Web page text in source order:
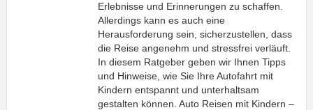
Erlebnisse und Erinnerungen zu schaffen.
Allerdings kann es auch eine
Herausforderung sein, sicherzustellen, dass
die Reise angenehm und stressfrei verläuft.
In diesem Ratgeber geben wir Ihnen Tipps
und Hinweise, wie Sie Ihre Autofahrt mit
Kindern entspannt und unterhaltsam
gestalten können. Auto Reisen mit Kindern –